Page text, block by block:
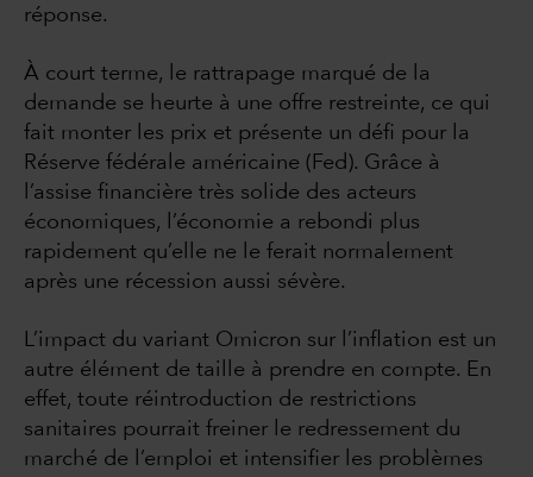
réponse.
À court terme, le rattrapage marqué de la
demande se heurte à une offre restreinte, ce qui
fait monter les prix et présente un défi pour la
Réserve fédérale américaine (Fed). Grâce à
l’assise financière très solide des acteurs
économiques, l’économie a rebondi plus
rapidement qu’elle ne le ferait normalement
après une récession aussi sévère.
L’impact du variant Omicron sur l’inflation est un
autre élément de taille à prendre en compte. En
effet, toute réintroduction de restrictions
sanitaires pourrait freiner le redressement du
marché de l’emploi et intensifier les problèmes